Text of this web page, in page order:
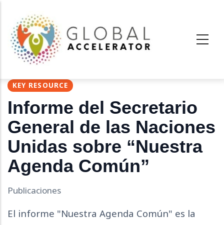
contenido
principal
KEY RESOURCE
Informe del Secretario
General de las Naciones
Unidas sobre “Nuestra
Agenda Común”
Publicaciones
El informe "Nuestra Agenda Común" es la